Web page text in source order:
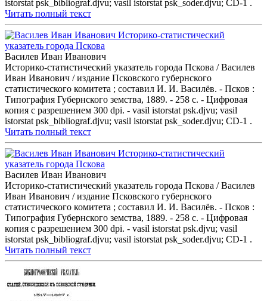
istorstat psk_bibliograf.djvu; vasil istorstat psk_soder.djvu; CD-1 .
Читать полный текст
Василев Иван Иванович
Историко-статистический указатель города Пскова / Василев
Иван Иванович / издание Псковского губернского
статистического комитета ; составил И. И. Василёв. - Псков :
Типография Губернского земства, 1889. - 258 с. - Цифровая
копия с разрешением 300 dpi. - vasil istorstat psk.djvu; vasil
istorstat psk_bibliograf.djvu; vasil istorstat psk_soder.djvu; CD-1 .
Читать полный текст
Василев Иван Иванович
Историко-статистический указатель города Пскова / Василев
Иван Иванович / издание Псковского губернского
статистического комитета ; составил И. И. Василёв. - Псков :
Типография Губернского земства, 1889. - 258 с. - Цифровая
копия с разрешением 300 dpi. - vasil istorstat psk.djvu; vasil
istorstat psk_bibliograf.djvu; vasil istorstat psk_soder.djvu; CD-1 .
Читать полный текст